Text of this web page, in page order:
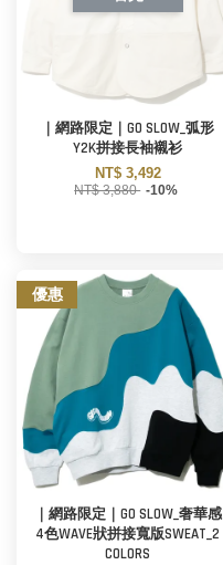
｜網路限定｜GO SLOW_弧形
Y2K拼接長袖襯衫
NT$ 3,492
NT$ 3,880 -10%
優惠
｜網路限定｜GO SLOW_奢華感
4色WAVE狀拼接寬版SWEAT_2
COLORS